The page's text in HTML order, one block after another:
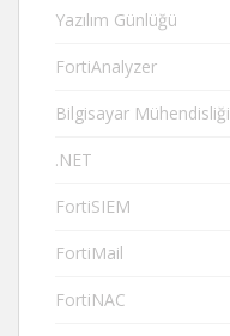
Yazılım Günlüğü
FortiAnalyzer
Bilgisayar Mühendisliği
.NET
FortiSIEM
FortiMail
FortiNAC